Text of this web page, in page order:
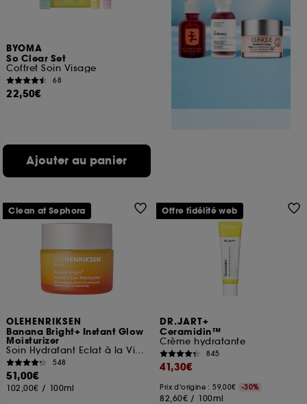
BYOMA
So Clear Set
Coffret Soin Visage
68
22,50€
Ajouter au panier
OLEHENRIKSEN
Banana Bright+ Instant Glow
Moisturizer
Soin Hydratant Eclat à la Vitamine C
548
51,00€
102,00€ / 100ml
Clean at Sephora
DR.JART+
Ceramidin™
Crème hydratante
845
41,30€
Prix d'origine : 59,00€ -30%
82,60€ / 100ml
Offre fidélité web